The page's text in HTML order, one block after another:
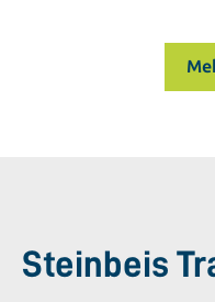
Steinbeis